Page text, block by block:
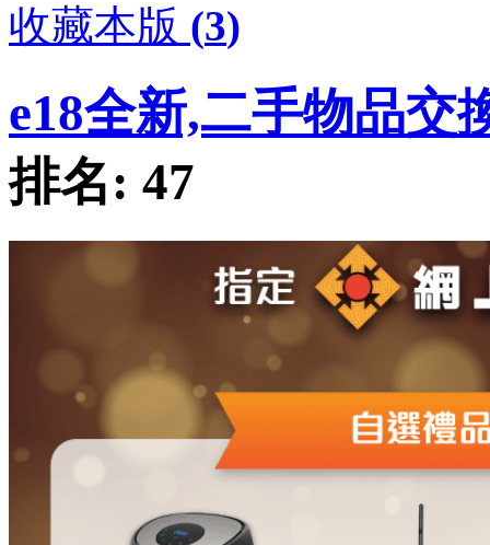
收藏本版 (3)
e18全新,二手物品交
排名: 47